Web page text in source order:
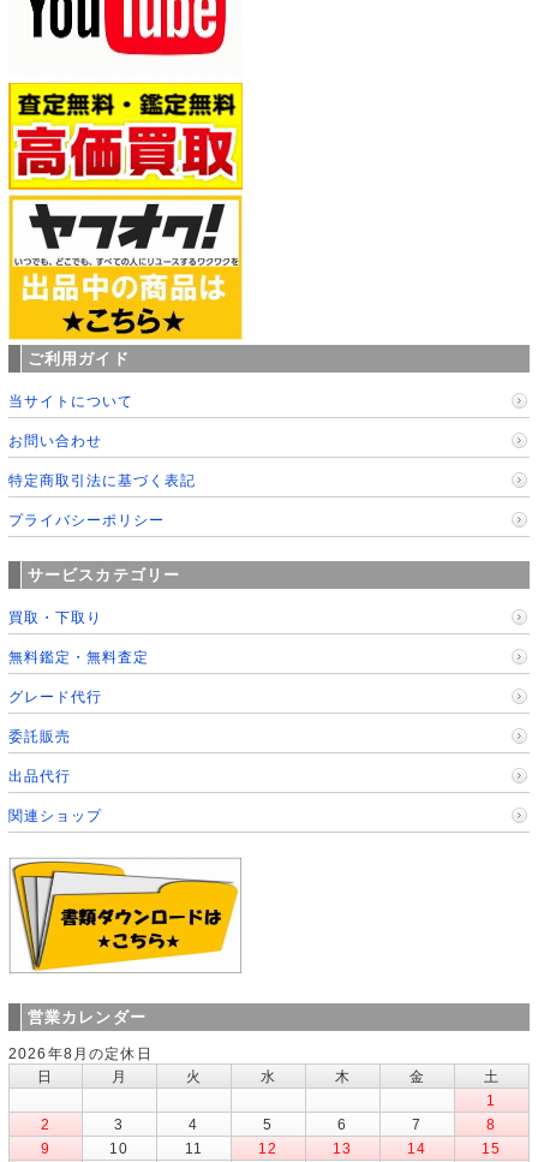
ご利用ガイド
当サイトについて
お問い合わせ
特定商取引法に基づく表記
プライバシーポリシー
サービスカテゴリー
買取・下取り
無料鑑定・無料査定
グレード代行
委託販売
出品代行
関連ショップ
営業カレンダー
2026年8月の定休日
日
月 火 水 木 金
土
1
2
3 4 5 6 7
8
9
10 11 12 13 14
15